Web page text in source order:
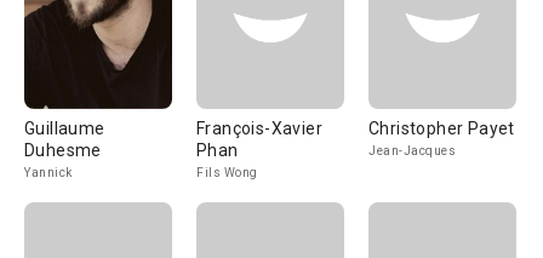
Guillaume
Duhesme
Yannick
François-Xavier
Phan
Fils Wong
Christopher Payet
Jean-Jacques